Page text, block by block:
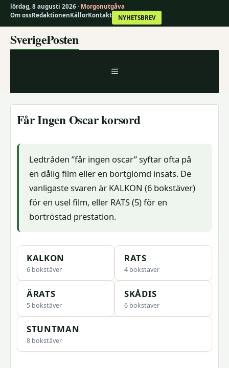
lördag, 8 augusti 2026 · Morgonutgåva
Om ossRedaktionenKällorKontakt NYHETSBREV
SverigePosten
MENY
Får Ingen Oscar korsord
Ledtråden ”får ingen oscar” syftar ofta på
en dålig film eller en bortglömd insats. De
vanligaste svaren är KALKON (6 bokstäver)
för en usel film, eller RATS (5) för en
bortröstad prestation.
KALKON
6 bokstäver
RATS
4 bokstäver
ÄRATS
5 bokstäver
SKÅDIS
6 bokstäver
STUNTMAN
8 bokstäver